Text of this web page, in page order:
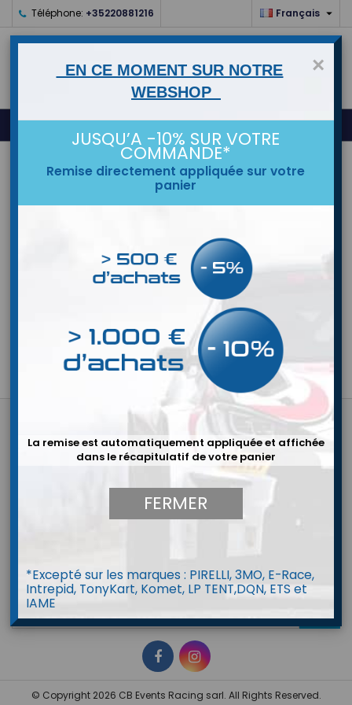
Téléphone: +35220881216 Français 
   shopping_cart0
ACCUEIL
MARQUES
EVOCORSE
Veuillez nous excuser pour le désagrément.
Effectuez une nouvelle recherche

NOTRE SOCIÉTÉ
LETTRE D'INFORMATIONS
© Copyright 2026 CB Events Racing sarl. All Rights Reserved.
×
EN CE MOMENT SUR NOTRE
WEBSHOP
JUSQU’A -10% SUR VOTRE
COMMANDE*
Remise directement appliquée sur votre
panier
La remise est automatiquement appliquée et affichée
dans le récapitulatif de votre panier
FERMER
*Excepté sur les marques : PIRELLI, 3MO, E-Race,
Intrepid, TonyKart, Komet, LP TENT,DQN, ETS et
IAME